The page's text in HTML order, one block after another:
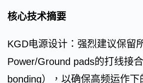
核心技术摘要
KGD电源设计：强烈建议保留
Power/Ground pads的打线接
bonding），以确保高频运作下